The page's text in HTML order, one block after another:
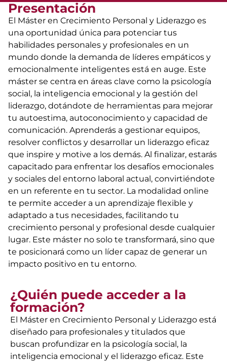
Presentación
El Máster en Crecimiento Personal y Liderazgo es
una oportunidad única para potenciar tus
habilidades personales y profesionales en un
mundo donde la demanda de líderes empáticos y
emocionalmente inteligentes está en auge. Este
máster se centra en áreas clave como la psicología
social, la inteligencia emocional y la gestión del
liderazgo, dotándote de herramientas para mejorar
tu autoestima, autoconocimiento y capacidad de
comunicación. Aprenderás a gestionar equipos,
resolver conflictos y desarrollar un liderazgo eficaz
que inspire y motive a los demás. Al finalizar, estarás
capacitado para enfrentar los desafíos emocionales
y sociales del entorno laboral actual, convirtiéndote
en un referente en tu sector. La modalidad online
te permite acceder a un aprendizaje flexible y
adaptado a tus necesidades, facilitando tu
crecimiento personal y profesional desde cualquier
lugar. Este máster no solo te transformará, sino que
te posicionará como un líder capaz de generar un
impacto positivo en tu entorno.
¿Quién puede acceder a la
formación?
El Máster en Crecimiento Personal y Liderazgo está
diseñado para profesionales y titulados que
buscan profundizar en la psicología social, la
inteligencia emocional y el liderazgo eficaz. Este